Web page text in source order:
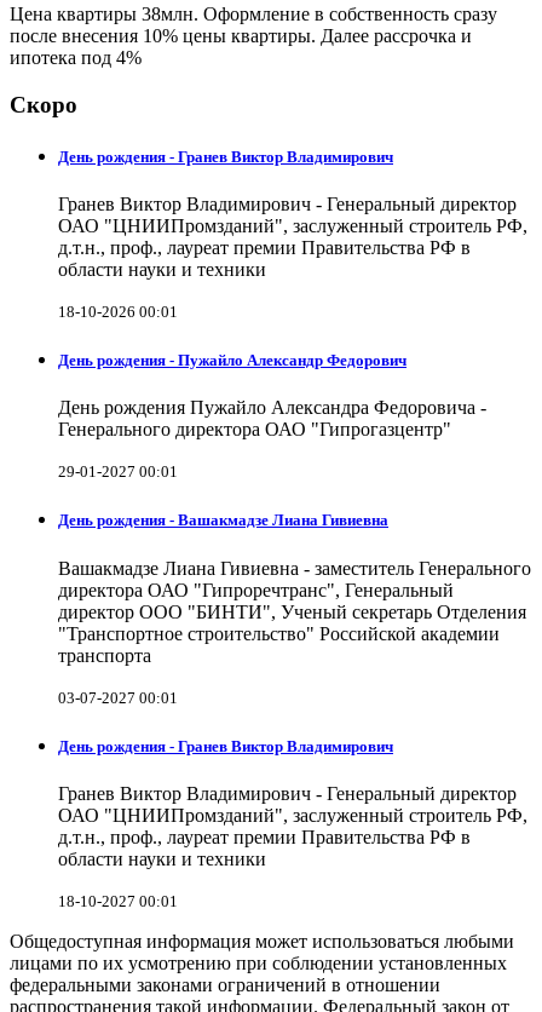
Цена квартиры 38млн. Оформление в собственность сразу
после внесения 10% цены квартиры. Далее рассрочка и
ипотека под 4%
Скоро
День рождения - Гранев Виктор Владимирович
Гранев Виктор Владимирович - Генеральный директор
ОАО "ЦНИИПромзданий", заслуженный строитель РФ,
д.т.н., проф., лауреат премии Правительства РФ в
области науки и техники
18-10-2026 00:01
День рождения - Пужайло Александр Федорович
День рождения Пужайло Александра Федоровича -
Генерального директора ОАО "Гипрогазцентр"
29-01-2027 00:01
День рождения - Вашакмадзе Лиана Гивиевна
Вашакмадзе Лиана Гивиевна - заместитель Генерального
директора ОАО "Гипроречтранс", Генеральный
директор ООО "БИНТИ", Ученый секретарь Отделения
"Транспортное строительство" Российской академии
транспорта
03-07-2027 00:01
День рождения - Гранев Виктор Владимирович
Гранев Виктор Владимирович - Генеральный директор
ОАО "ЦНИИПромзданий", заслуженный строитель РФ,
д.т.н., проф., лауреат премии Правительства РФ в
области науки и техники
18-10-2027 00:01
Общедоступная информация может использоваться любыми
лицами по их усмотрению при соблюдении установленных
федеральными законами ограничений в отношении
распространения такой информации. Федеральный закон от